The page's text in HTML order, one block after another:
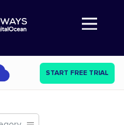
Abre a navegação
START FREE TRIAL